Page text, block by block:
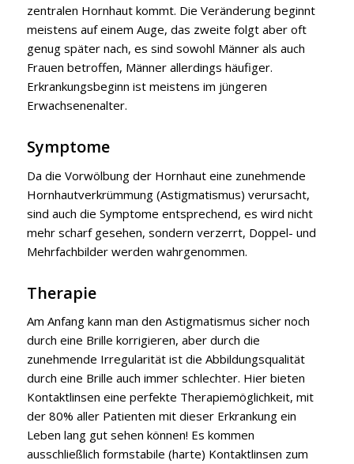
zentralen Hornhaut kommt. Die Veränderung beginnt
meistens auf einem Auge, das zweite folgt aber oft
genug später nach, es sind sowohl Männer als auch
Frauen betroffen, Männer allerdings häufiger.
Erkrankungsbeginn ist meistens im jüngeren
Erwachsenenalter.
Symptome
Da die Vorwölbung der Hornhaut eine zunehmende
Hornhautverkrümmung (Astigmatismus) verursacht,
sind auch die Symptome entsprechend, es wird nicht
mehr scharf gesehen, sondern verzerrt, Doppel- und
Mehrfachbilder werden wahrgenommen.
Therapie
Am Anfang kann man den Astigmatismus sicher noch
durch eine Brille korrigieren, aber durch die
zunehmende Irregularität ist die Abbildungsqualität
durch eine Brille auch immer schlechter. Hier bieten
Kontaktlinsen eine perfekte Therapiemöglichkeit, mit
der 80% aller Patienten mit dieser Erkrankung ein
Leben lang gut sehen können! Es kommen
ausschließlich formstabile (harte) Kontaktlinsen zum